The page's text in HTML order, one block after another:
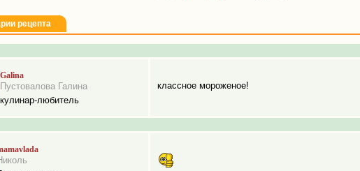
рецепта
Galina
Пустовалова Галина
кулинар-любитель
классное мороженое!